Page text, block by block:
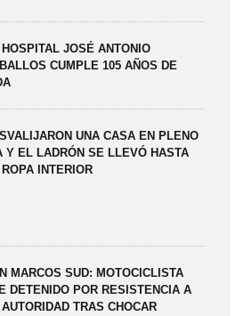
HOSPITAL JOSÉ ANTONIO
CUMPLE 105 AÑOS DE
UNA CASA EN PLENO
Y EL LADRÓN SE LLEVÓ HASTA
INTERIOR
MARCOS SUD: MOTOCICLISTA
DETENIDO POR RESISTENCIA A
TRAS CHOCAR